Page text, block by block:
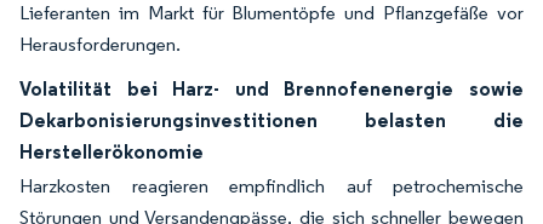
Lieferanten im Markt für Blumentöpfe und Pflanzgefäße vor
Herausforderungen.
Volatilität bei Harz- und Brennofenenergie sowie
Dekarbonisierungsinvestitionen belasten die
Herstellerökonomie
Harzkosten reagieren empfindlich auf petrochemische
Störungen und Versandengpässe, die sich schneller bewegen